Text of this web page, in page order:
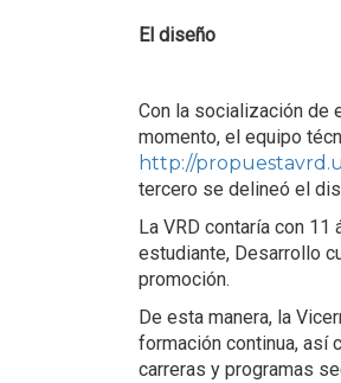
El diseño
Con la socialización de
momento, el equipo
http://
tercero se delineó el
La VRD contaría con
estudiante, Desarrollo
promoción.
De esta manera, la
formación continua, así
carreras y programas